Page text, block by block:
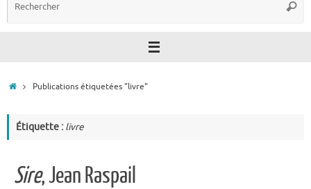
AccueilPublications étiquetées "livre"
Étiquette : livre
Sire, Jean Raspail